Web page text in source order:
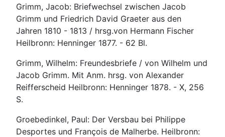
Grimm, Jacob: Briefwechsel zwischen Jacob
Grimm und Friedrich David Graeter aus den
Jahren 1810 - 1813 / hrsg.von Hermann Fischer
Heilbronn: Henninger 1877. - 62 Bl.
Grimm, Wilhelm: Freundesbriefe / von Wilhelm und
Jacob Grimm. Mit Anm. hrsg. von Alexander
Reifferscheid Heilbronn: Henninger 1878. - X, 256
S.
Groebedinkel, Paul: Der Versbau bei Philippe
Desportes und François de Malherbe. Heilbronn: